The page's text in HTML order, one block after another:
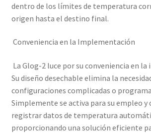
dentro de los límites de temperatura
origen hasta el destino final.
Conveniencia en la Implementación
La Glog-2 luce por su conveniencia en
Su diseño desechable elimina la
configuraciones complicadas o
Simplemente se activa para su empleo y
registrar datos de temperatura
proporcionando una solución eficiente